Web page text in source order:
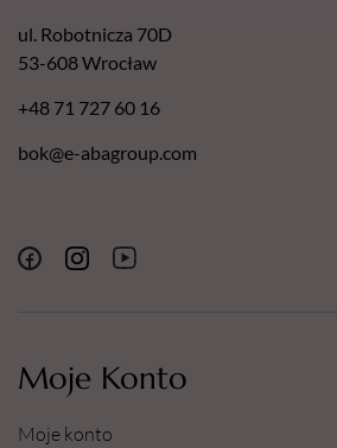
Moje Konto
Moje konto
ul. Robotnicza 70D
53-608 Wrocław
+48 71 727 60 16
bok@e-abagroup.com